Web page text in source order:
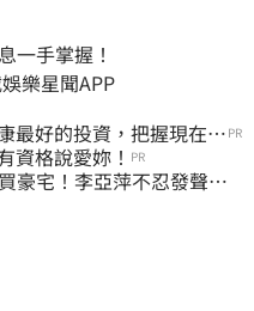
手掌握！
即刻下載娛樂星聞APP
最好的投資，把握現在不 PR
資格說愛妳！ PR
豪宅！李亞萍不忍發聲：